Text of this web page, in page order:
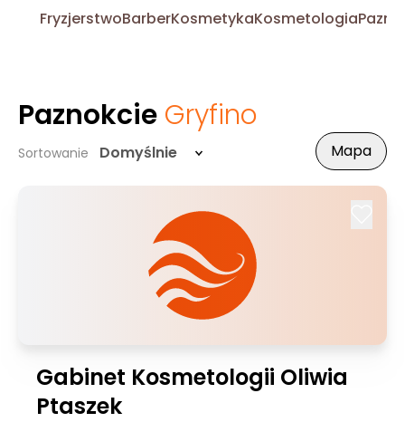
FryzjerstwoBarberKosmetykaKosmetologia
Paznokcie Gryfino
Sortowanie Domyślnie Mapa
Gabinet Kosmetologii Oliwia
Ptaszek